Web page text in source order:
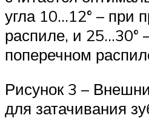
угла 10…12° – при
распиле, и 25…30°
поперечном
Рисунок 3 –
для затачивания